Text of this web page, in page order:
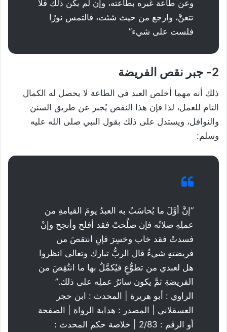
وعن طاعة غيره بطاعته، وإن لم يكن ذلك فلا
تتعنَّ، وارجع من حيث شئت، فالتمس نورًا
فلست على شيء”
2- جبر نقص الفريضة
ذلك أنه مهما أخلص العبد في الطاعة لا يحصل له الكمال
التام للعمل، لذا فإن هذا النقص يُجبر عن طريق السنن
والنوافل، ويستدل على ذلك بقول النبي صلى الله عليه
وسلم:
“إنَّ أوَّلَ ما يُحاسَبُ به العبدُ يومَ القيامةِ من
عملِهِ صلاتُه فإن صلُحتْ فقد أفلح وأنجح وإنْ
فسدتْ فقد خاب وخسِرَ فإنِ انتقصَ من
فريضتهِ شيءٌ قال الربُّ تبارك وتعالى انظروا
هل لعبدي من تطوُّعٍ فيُكمَّلُ بها ما انتُقِصَ من
الفريضةِ ثمَّ يكون سائرُ عملِه على ذلك.”
الراوي : أبو هريرة | المحدث : ابن حجر
العسقلاني | المصدر : هداية الرواة | الصفحة
أو الرقم : 2/83 | خلاصة حكم المحدث :